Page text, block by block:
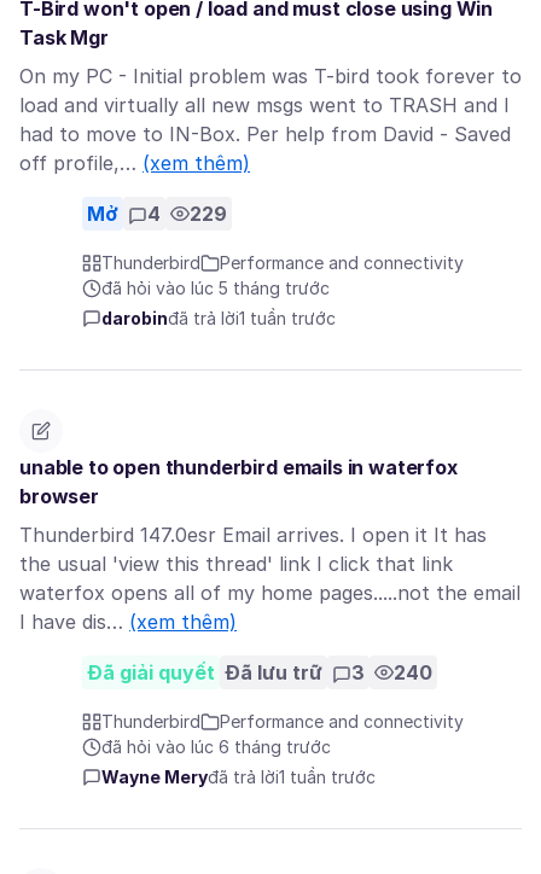
T-Bird won't open / load and must close using Win
Task Mgr
On my PC - Initial problem was T-bird took forever to
load and virtually all new msgs went to TRASH and I
had to move to IN-Box. Per help from David - Saved
off profile,… (xem thêm)
Mở 4 229
Thunderbird
Performance and connectivity
đã hỏi vào lúc 5 tháng trước
darobinđã trả lời1 tuần trước
unable to open thunderbird emails in waterfox
browser
Thunderbird 147.0esr Email arrives. I open it It has
the usual 'view this thread' link I click that link
waterfox opens all of my home pages.....not the email
I have dis… (xem thêm)
Đã giải quyết Đã lưu trữ 3 240
Thunderbird
Performance and connectivity
đã hỏi vào lúc 6 tháng trước
Wayne Meryđã trả lời1 tuần trước